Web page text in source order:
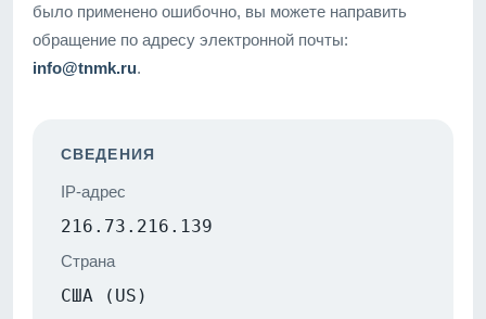
было применено ошибочно, вы можете направить
обращение по адресу электронной почты:
info@tnmk.ru.
СВЕДЕНИЯ
IP-адрес
216.73.216.139
Страна
США (US)